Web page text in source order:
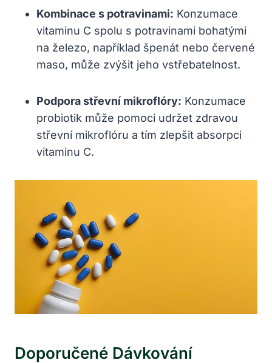
Kombinace s potravinami: ⁢Konzumace‌
vitaminu C​ spolu s potravinami bohatými
na železo, například špenát⁤ nebo červené
maso, může zvýšit jeho vstřebatelnost.
Podpora střevní mikroflóry: Konzumace
probiotik ​může pomoci udržet zdravou
střevní mikroflóru a​ tím zlepšit ⁤absorpci
vitaminu C.
Doporučené‍ Dávkování​